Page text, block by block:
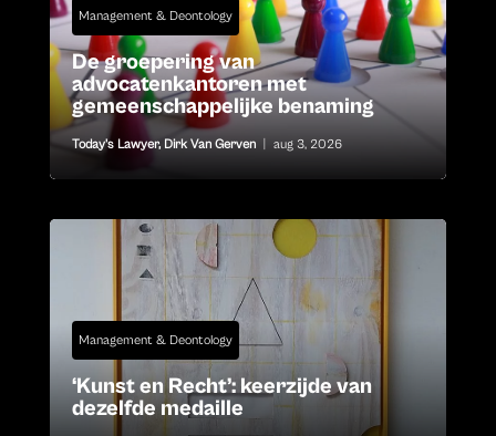
Management & Deontology
De groepering van
advocatenkantoren met
gemeenschappelijke benaming
Today's Lawyer, Dirk Van Gerven aug 3, 2026
Management & Deontology
‘Kunst en Recht’: keerzijde van
dezelfde medaille